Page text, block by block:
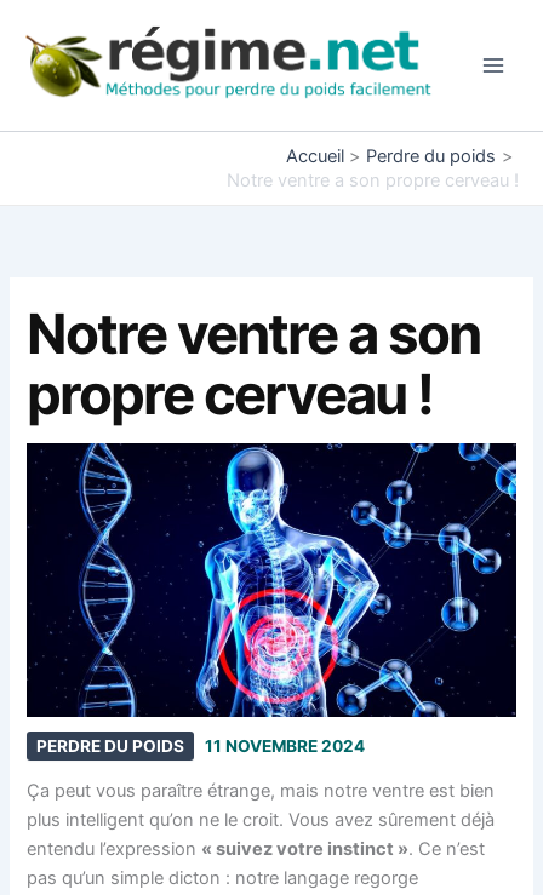
contenu
Accueil
Perdre du poids
Notre ventre a son propre cerveau !
Notre ventre a son
propre cerveau !
PERDRE DU POIDS 11 NOVEMBRE 2024
Ça peut vous paraître étrange, mais notre ventre est bien
plus intelligent qu’on ne le croit. Vous avez sûrement déjà
entendu l’expression « suivez votre instinct ». Ce n’est
pas qu’un simple dicton : notre langage regorge